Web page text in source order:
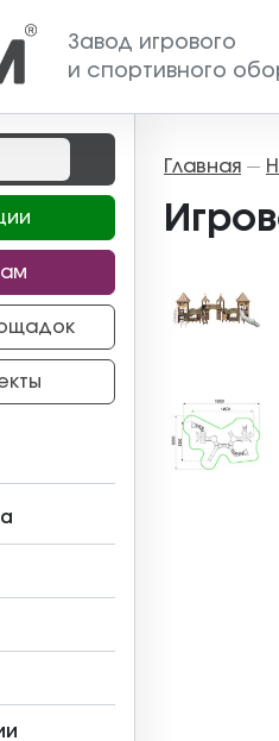
Завод игрового
и спортивного
Главная —